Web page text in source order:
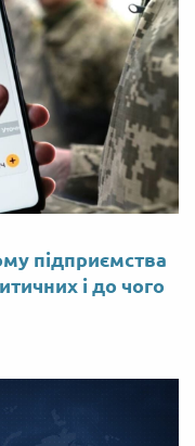
підприємства
і до чого